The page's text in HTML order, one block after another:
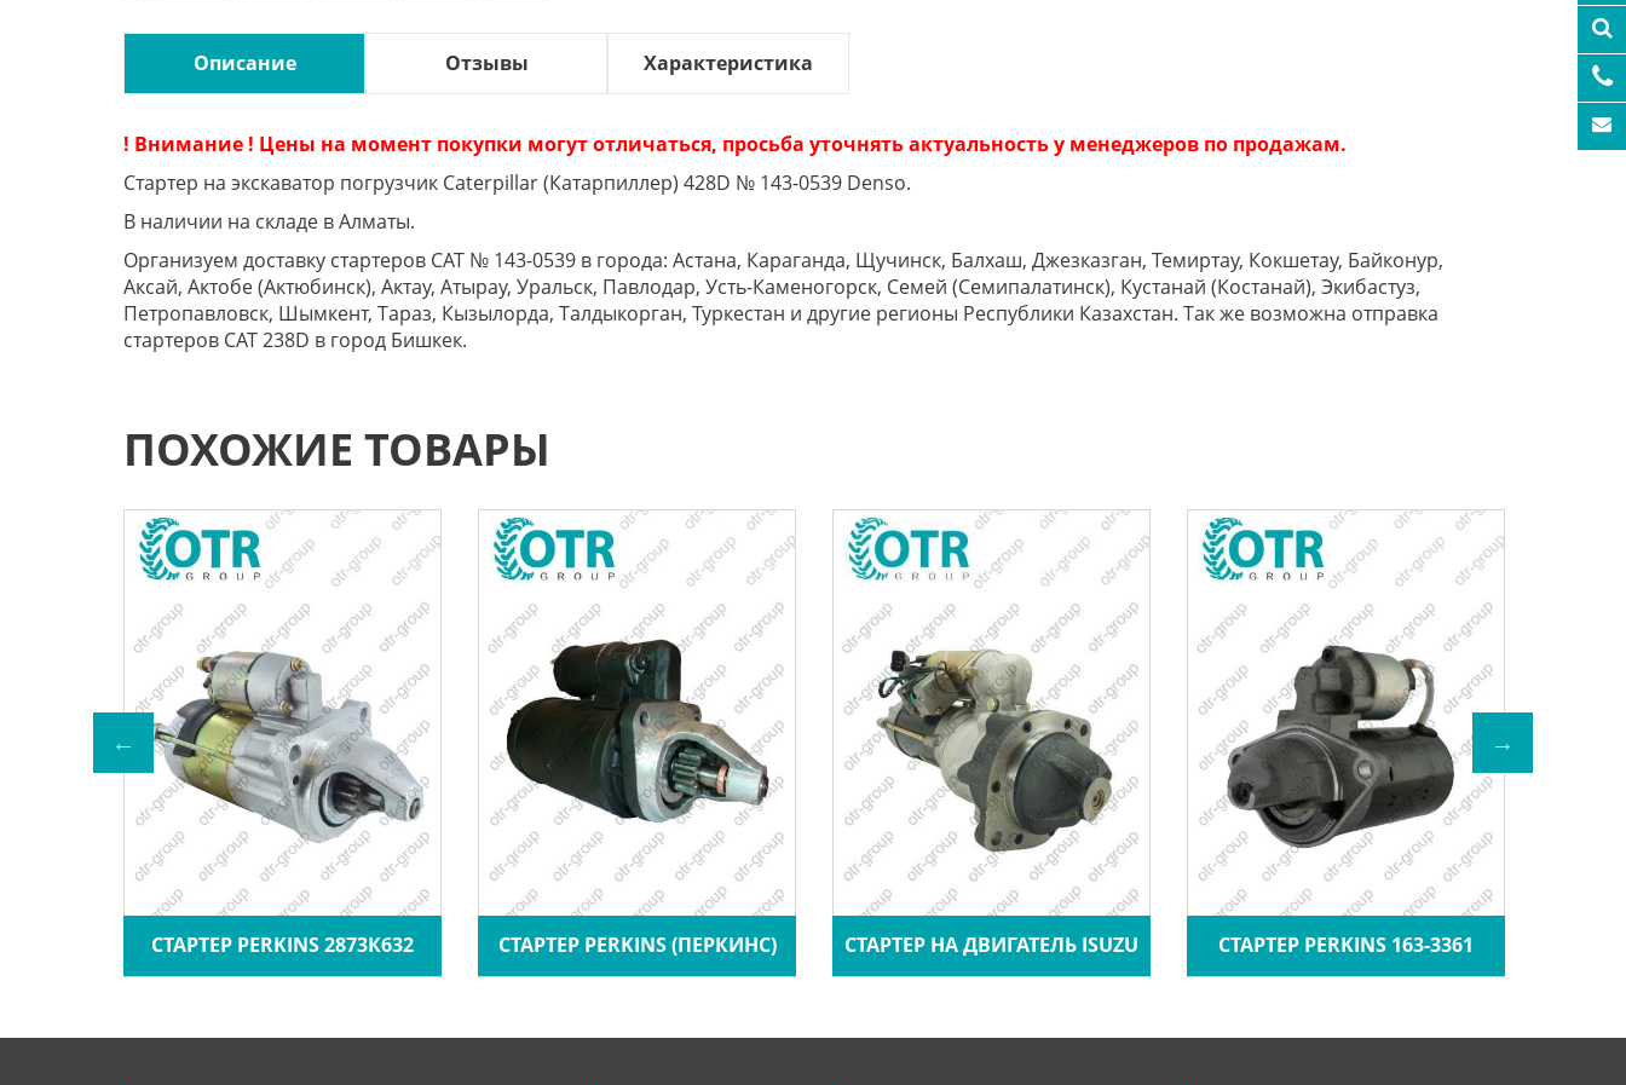
Описание Отзывы Характеристика
! Внимание ! Цены на момент покупки могут отличаться, просьба уточнять актуальность у менеджеров по продажам.
Стартер на экскаватор погрузчик Caterpillar (Катарпиллер) 428D № 143-0539 Denso.
В наличии на складе в Алматы.
Организуем доставку стартеров CAT № 143-0539 в города: Астана, Караганда, Щучинск, Балхаш, Джезказган, Темиртау, Кокшетау, Байконур,
Аксай, Актобе (Актюбинск), Актау, Атырау, Уральск, Павлодар, Усть-Каменогорск, Семей (Семипалатинск), Кустанай (Костанай), Экибастуз,
Петропавловск, Шымкент, Тараз, Кызылорда, Талдыкорган, Туркестан и другие регионы Республики Казахстан. Так же возможна отправка
стартеров CAT 238D в город Бишкек.
ПОХОЖИЕ ТОВАРЫ
СТАРТЕР PERKINS 2873К632 СТАРТЕР PERKINS (ПЕРКИНС) СТАРТЕР НА ДВИГАТЕЛЬ ISUZU СТАРТЕР PERKINS 163-3361